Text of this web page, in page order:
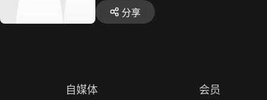
分享
自媒体 会员